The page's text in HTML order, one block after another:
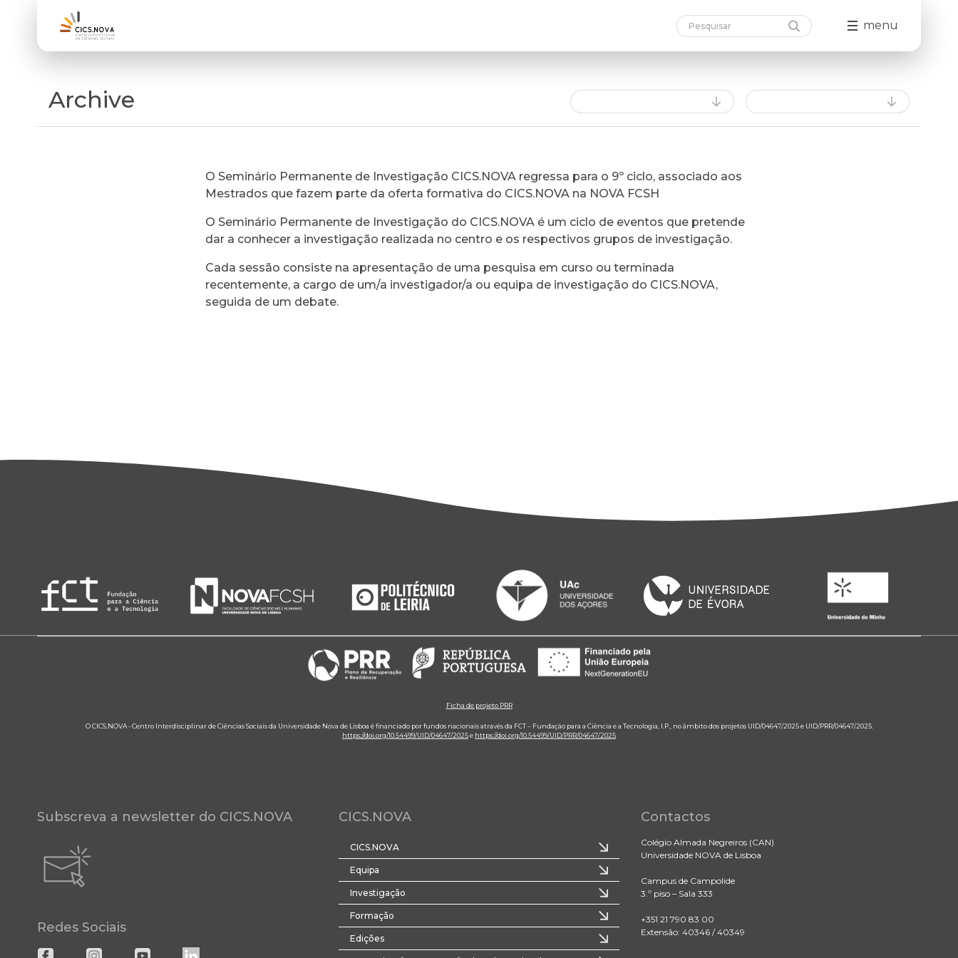
menu
Archive
O Seminário Permanente de Investigação CICS.NOVA regressa para o 9º ciclo, associado aos
Mestrados que fazem parte da oferta formativa do CICS.NOVA na NOVA FCSH
O Seminário Permanente de Investigação do CICS.NOVA é um ciclo de eventos que pretende
dar a conhecer a investigação realizada no centro e os respectivos grupos de investigação.
Cada sessão consiste na apresentação de uma pesquisa em curso ou terminada
recentemente, a cargo de um/a investigador/a ou equipa de investigação do CICS.NOVA,
seguida de um debate.
Ficha de projeto PRR
O CICS.NOVA - Centro Interdisciplinar de Ciências Sociais da Universidade Nova de Lisboa é financiado por fundos nacionais através da FCT – Fundação para a Ciência e a Tecnologia, I.P., no âmbito dos projetos UID/04647/2025 e UID/PRR/04647/2025.
https://doi.org/10.54499/UID/04647/2025e https://doi.org/10.54499/UID/PRR/04647/2025
Subscreva a newsletter do CICS.NOVA
Redes Sociais
CICS.NOVA
CICS.NOVA
Equipa
Investigação
Formação
Edições
Contactos
Colégio Almada Negreiros (CAN)
Universidade NOVA de Lisboa
Campus de Campolide
3.º piso – Sala 333
+351 21 790 83 00
Extensão: 40346 / 40349